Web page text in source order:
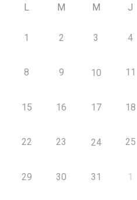
L M M J
1 2 3 4
8 9 10 11
15 16 17 18
22 23 24 25
29 30 31 1